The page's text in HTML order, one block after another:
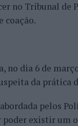
no Tribunal de
coação.
no dia 6 de
da
pelos
poder existir um